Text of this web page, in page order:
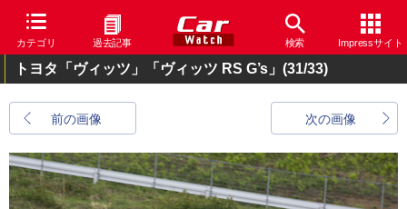
カテゴリ 過去記事 検索 Impressサイト
トヨタ「ヴィッツ」「ヴィッツ RS G’s」 (31/33)
前の画像 次の画像